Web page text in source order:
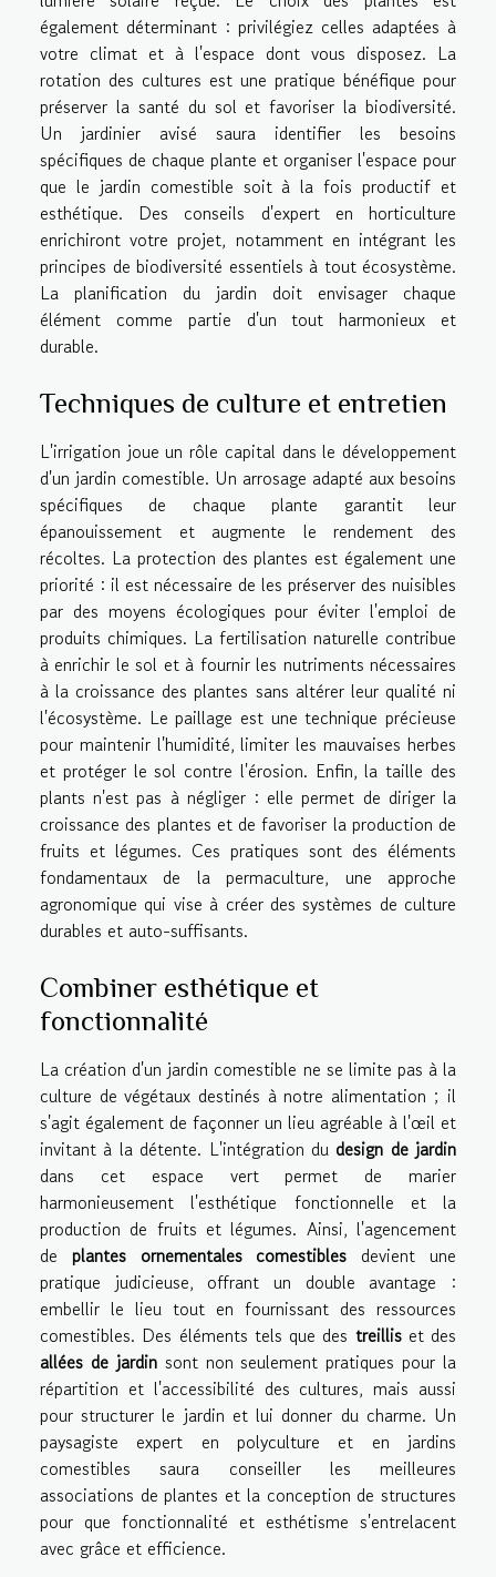
également déterminant : privilégiez celles adaptées à
votre climat et à l'espace dont vous disposez. La
rotation des cultures est une pratique bénéfique pour
préserver la santé du sol et favoriser la biodiversité.
Un jardinier avisé saura identifier les besoins
spécifiques de chaque plante et organiser l'espace pour
que le jardin comestible soit à la fois productif et
esthétique. Des conseils d'expert en horticulture
enrichiront votre projet, notamment en intégrant les
principes de biodiversité essentiels à tout écosystème.
La planification du jardin doit envisager chaque
élément comme partie d'un tout harmonieux et
durable.
Techniques de culture et entretien
L'irrigation joue un rôle capital dans le développement
d'un jardin comestible. Un arrosage adapté aux besoins
spécifiques de chaque plante garantit leur
épanouissement et augmente le rendement des
récoltes. La protection des plantes est également une
priorité : il est nécessaire de les préserver des nuisibles
par des moyens écologiques pour éviter l'emploi de
produits chimiques. La fertilisation naturelle contribue
à enrichir le sol et à fournir les nutriments nécessaires
à la croissance des plantes sans altérer leur qualité ni
l'écosystème. Le paillage est une technique précieuse
pour maintenir l'humidité, limiter les mauvaises herbes
et protéger le sol contre l'érosion. Enfin, la taille des
plants n'est pas à négliger : elle permet de diriger la
croissance des plantes et de favoriser la production de
fruits et légumes. Ces pratiques sont des éléments
fondamentaux de la permaculture, une approche
agronomique qui vise à créer des systèmes de culture
durables et auto-suffisants.
Combiner esthétique et
fonctionnalité
La création d'un jardin comestible ne se limite pas à la
culture de végétaux destinés à notre alimentation ; il
s'agit également de façonner un lieu agréable à l'œil et
invitant à la détente. L'intégration du design de jardin
dans cet espace vert permet de marier
harmonieusement l'esthétique fonctionnelle et la
production de fruits et légumes. Ainsi, l'agencement
de plantes ornementales comestibles devient une
pratique judicieuse, offrant un double avantage :
embellir le lieu tout en fournissant des ressources
comestibles. Des éléments tels que des treilliset des
allées de jardinsont non seulement pratiques pour la
répartition et l'accessibilité des cultures, mais aussi
pour structurer le jardin et lui donner du charme. Un
paysagiste expert en polyculture et en jardins
comestibles saura conseiller les meilleures
associations de plantes et la conception de structures
pour que fonctionnalité et esthétisme s'entrelacent
avec grâce et efficience.